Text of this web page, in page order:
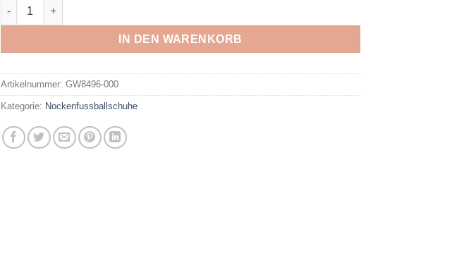
ADIDAS - X SPEEDPORTAL.4 FxG J CBLACK/SOLRED/SGREEN Menge
IN DEN WARENKORB
Artikelnummer: GW8496-000
Kategorie: Nockenfussballschuhe